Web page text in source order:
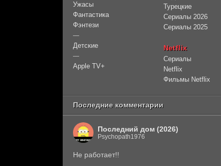
Ужасы
Фантастика
Фэнтези
—
Детские
—
Apple TV+
Турецкие
Сериалы 2026
Сериалы 2025
Netflix
Сериалы
Netflix
Фильмы Netflix
Последние комментарии
Последний дом (2026)
Psychopath1976
Не работает!!